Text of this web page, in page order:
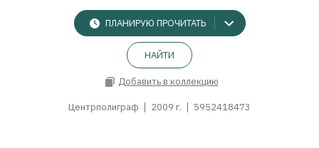
ПЛАНИРУЮ ПРОЧИТАТЬ
НАЙТИ
Добавить в коллекцию
Центрполиграф 2009 г. 5952418473